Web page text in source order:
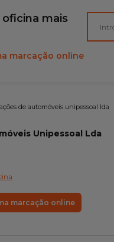
mais
marcação online
de automóveis unipessoal lda
Unipessoal Lda
marcação online